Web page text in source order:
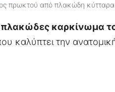
πρωκτού από πλακώδη κύτταρα
πλακώδες καρκίνωμα
καλύπτει την